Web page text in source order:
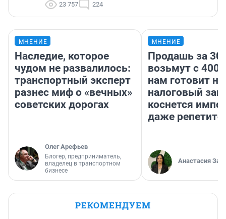
23 757 224
МНЕНИЕ
Наследие, которое
чудом не развалилось:
транспортный эксперт
разнес миф о «вечных»
советских дорогах
Олег Арефьев
Блогер, предприниматель,
владелец в транспортном
бизнесе
МНЕНИЕ
Продашь за
возьмут с
нам готовит
налоговый
коснется
даже
Анастасия
РЕКОМЕНДУЕМ